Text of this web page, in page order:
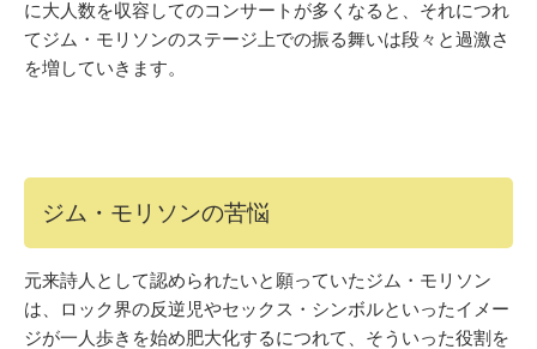
に大人数を収容してのコンサートが多くなると、それにつれ
てジム・モリソンのステージ上での振る舞いは段々と過激さ
を増していきます。
ジム・モリソンの苦悩
元来詩人として認められたいと願っていたジム・モリソン
は、ロック界の反逆児やセックス・シンボルといったイメー
ジが一人歩きを始め肥大化するにつれて、そういった役割を